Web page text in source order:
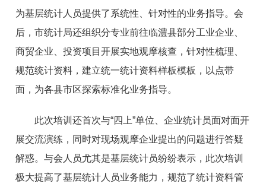
为基层统计人员提供了系统性、针对性的业务指导。会
后，市统计局还组织分专业前往临澧县部分工业企业、
商贸企业、投资项目开展实地观摩核查，针对性梳理、
规范统计资料，建立统一统计资料样板模板，以点带
面，为各县市区探索标准化业务指导。
此次培训还首次与“四上”单位、企业统计员面对面开
展交流演练，同时对现场观摩企业提出的问题进行答疑
解惑。与会人员尤其是基层统计员纷纷表示，此次培训
极大提高了基层统计人员业务能力，规范了统计资料管